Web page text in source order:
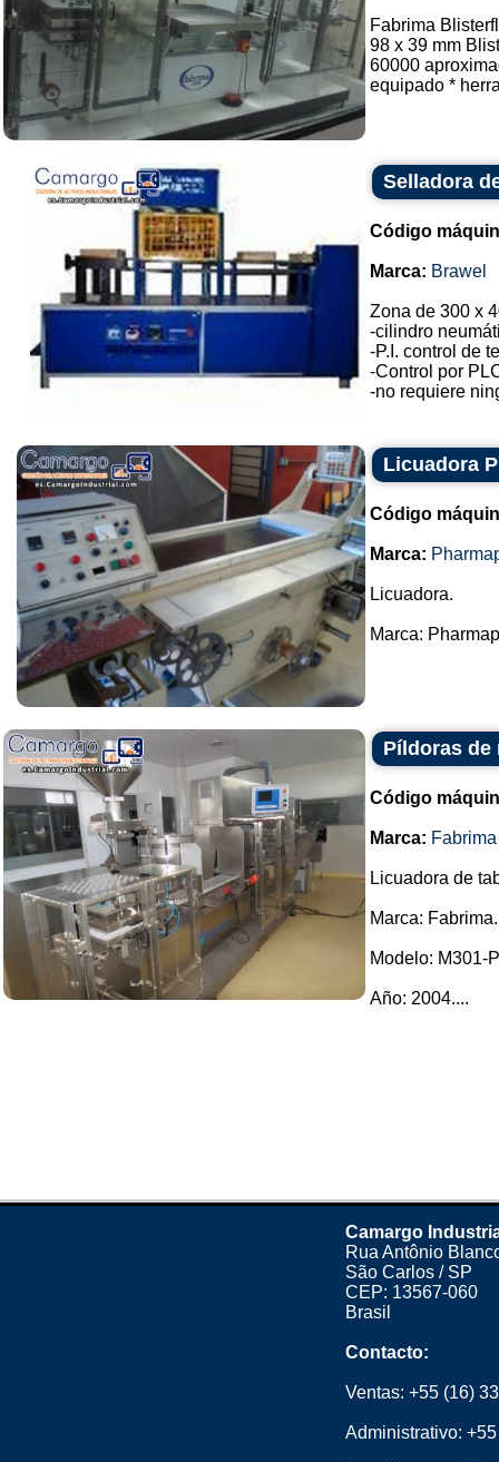
Fabrima
98 x 39 mm
60000
equipado *
Selladora
Código
Marca: Brawel
Zona de 300 x
-cilindro
-P.I. control de
-Control por
-no requiere
Licuadora
Código
Marca:
Licuadora.
Marca:
Píldoras de
Código
Marca: Fabrima
Licuadora de
Marca: Fabrima.
Modelo: M301-
Año: 2004....
Camargo
Rua Antônio
São Carlos / SP
CEP: 13567-060
Brasil
Contacto:
Ventas: +55 (16)
Administrativo: